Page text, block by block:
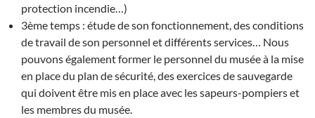
protection incendie…)
3ème temps : étude de son fonctionnement, des conditions
de travail de son personnel et différents services… Nous
pouvons également former le personnel du musée à la mise
en place du plan de sécurité, des exercices de sauvegarde
qui doivent être mis en place avec les sapeurs-pompiers et
les membres du musée.